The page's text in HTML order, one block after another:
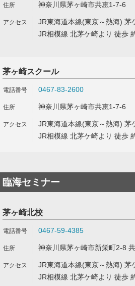
神奈川県茅ヶ崎市共恵1-7-6
JR東海道本線(東京～熱海) 茅
JR相模線 北茅ケ崎より 徒歩
茅ヶ崎スクール
0467-83-2600
神奈川県茅ヶ崎市共恵1-7-6
JR東海道本線(東京～熱海) 茅
JR相模線 北茅ケ崎より 徒歩
臨海セミナー
茅ヶ崎北校
0467-59-4385
神奈川県茅ヶ崎市新栄町2-8
JR東海道本線(東京～熱海) 茅
JR相模線 北茅ケ崎より 徒歩